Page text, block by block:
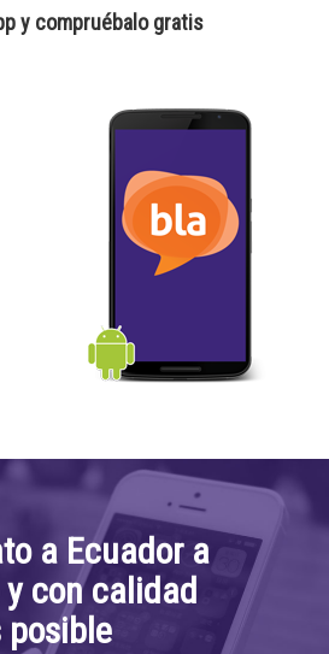
y compruébalo gratis
a Ecuador a
con calidad
posible